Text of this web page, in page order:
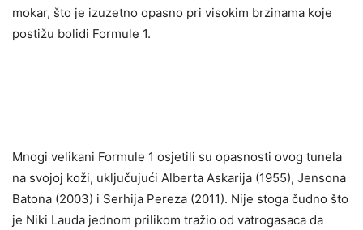
mokar, što je izuzetno opasno pri visokim brzinama koje
postižu bolidi Formule 1.
Mnogi velikani Formule 1 osjetili su opasnosti ovog tunela
na svojoj koži, uključujući Alberta Askarija (1955), Jensona
Batona (2003) i Serhija Pereza (2011). Nije stoga čudno što
je Niki Lauda jednom prilikom tražio od vatrogasaca da